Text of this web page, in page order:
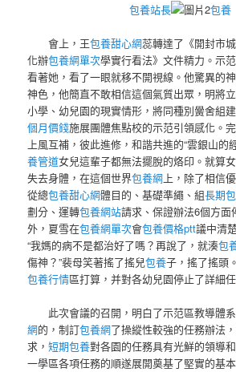
包養站長 包養
會上，王包養甜心網蕊轉達了《開封市
化辦包養網單次學實行看法》文件精力。示
看著她，看了一眼就移不開視線。他驚異的
神色，他簡直不敢相信這個氣質出眾，明將
小學、幼兒園的現實情形，將同種別黌舍組
個月價錢施展團體焦點校的示范引領感化。
上風互補，彼此進修，和諧共進的“雲銀山的
養管道女兒這輩子都無法擺脫的烙印。就算
失去身體，在這個世界包養網 上，除了相信
從總包養甜心網體目的、基礎準繩、組長期
劃分、運轉包養網站請求、保證辦法6個方面
外，夏雪在包養網單次會包養價格ptt議中清
“我媽的病不是都治好了嗎？再說了，就湊包
傷神？”裴母笑著搖了搖兒包養子，搖了搖頭
包養行情區打算，并對各幼兒園停止了詳細任
此次會議的召開，明白了示范區教導體
網的，制訂包養網了操縱性較強的任務辦法
求，短期包養對各園的任務具有光鮮的領導
一學區各項任務的順遂展開奠基了堅實的基本